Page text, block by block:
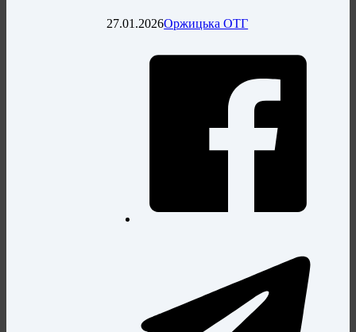
27.01.2026Оржицька ОТГ